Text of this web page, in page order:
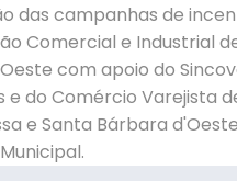
das campanhas de
Comercial e Industrial
com apoio do
e do Comércio Varejista
e Santa Bárbara